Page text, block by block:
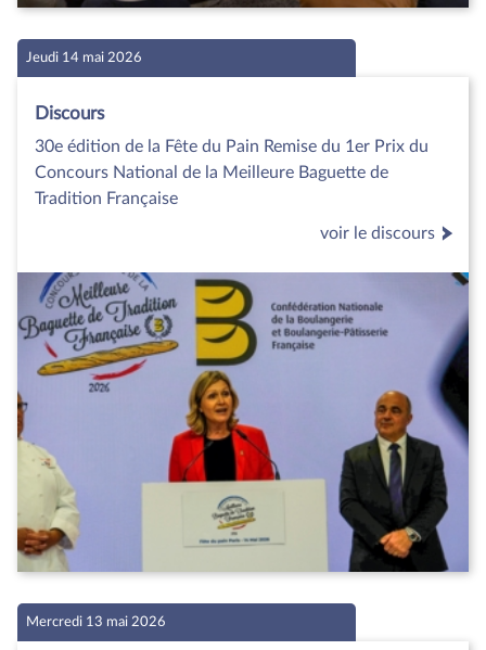
Jeudi 14 mai 2026
Discours
30e édition de la Fête du Pain Remise du 1er Prix du
Concours National de la Meilleure Baguette de
Tradition Française
voir le discours
Mercredi 13 mai 2026